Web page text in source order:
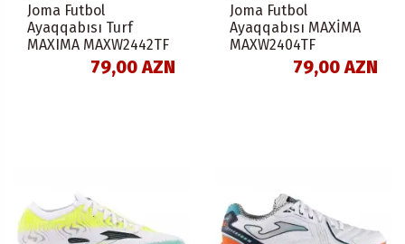
Joma Futbol
Ayaqqabısı Turf
MAXIMA MAXW2442TF
79,00 AZN
Joma Futbol
Ayaqqabısı MAXİMA
MAXW2404TF
79,00 AZN